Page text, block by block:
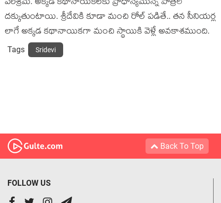
దక్కుతుంటాయి. శ్రీదేవికి కూడా మంచి రోల్ పడితే.. తన సీనియర్ల
లాగే అక్కడ కథానాయికగా మంచి స్థాయికి వెళ్లే అవకాశముంది.
Tags Sridevi
Back To Top
FOLLOW US